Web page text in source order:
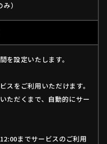
）
を設定いたします。
スをご利用いただけます。
ただくまで、自動的にサー
までサービスのご利用